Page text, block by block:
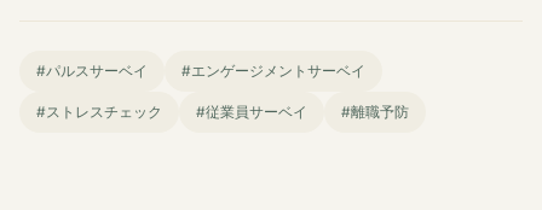
#パルスサーベイ #エンゲージメントサーベイ
#ストレスチェック #従業員サーベイ #離職予防